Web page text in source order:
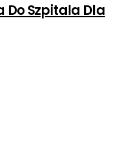
Do Szpitala Dla